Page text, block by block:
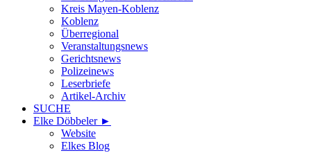
Kreis Mayen-Koblenz
Koblenz
Überregional
Veranstaltungsnews
Gerichtsnews
Polizeinews
Leserbriefe
Artikel-Archiv
SUCHE
Elke Döbbeler ►
Website
Elkes Blog